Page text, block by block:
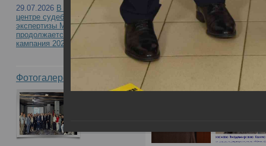
правонарушения
междисциплинарный
29.07.2026 В Российском
центре судебно-медицинской
экспертизы Минздрава России
продолжается приемная
кампания 2026
Фотогалерея